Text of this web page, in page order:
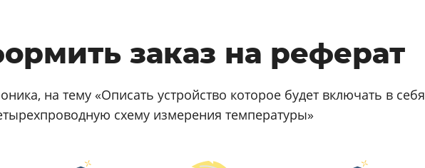
заказ на реферат
на тему «Описать устройство которое будет включать в себя
схему измерения температуры»